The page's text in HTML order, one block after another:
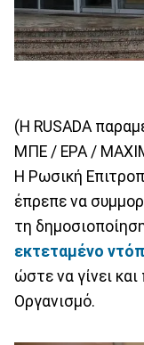
(Η RUSADA
ΜΠΕ / EPA /
Η Ρωσική
έπρεπε να
τη
εκτεταμένο
ώστε να γίνει
Οργανισμό.